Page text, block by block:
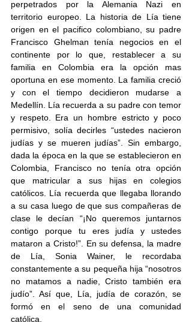
perpetrados por la Alemania Nazi en
territorio europeo. La historia de Lía tiene
origen en el pacifico colombiano, su padre
Francisco Ghelman tenía negocios en el
continente por lo que, restablecer a su
familia en Colombia era la opción mas
oportuna en ese momento. La familia creció
y con el tiempo decidieron mudarse a
Medellín. Lía recuerda a su padre con temor
y respeto. Era un hombre estricto y poco
permisivo, solía decirles “ustedes nacieron
judías y se mueren judías”. Sin embargo,
dada la época en la que se establecieron en
Colombia, Francisco no tenía otra opción
que matricular a sus hijas en colegios
católicos. Lía recuerda que llegaba llorando
a su casa luego de que sus compañeras de
clase le decían “¡No queremos juntarnos
contigo porque tu eres judía y ustedes
mataron a Cristo!”. En su defensa, la madre
de Lía, Sonia Wainer, le recordaba
constantemente a su pequeña hija “nosotros
no matamos a nadie, Cristo también era
judío”. Así que, Lía, judía de corazón, se
formó en el seno de una comunidad
católica.